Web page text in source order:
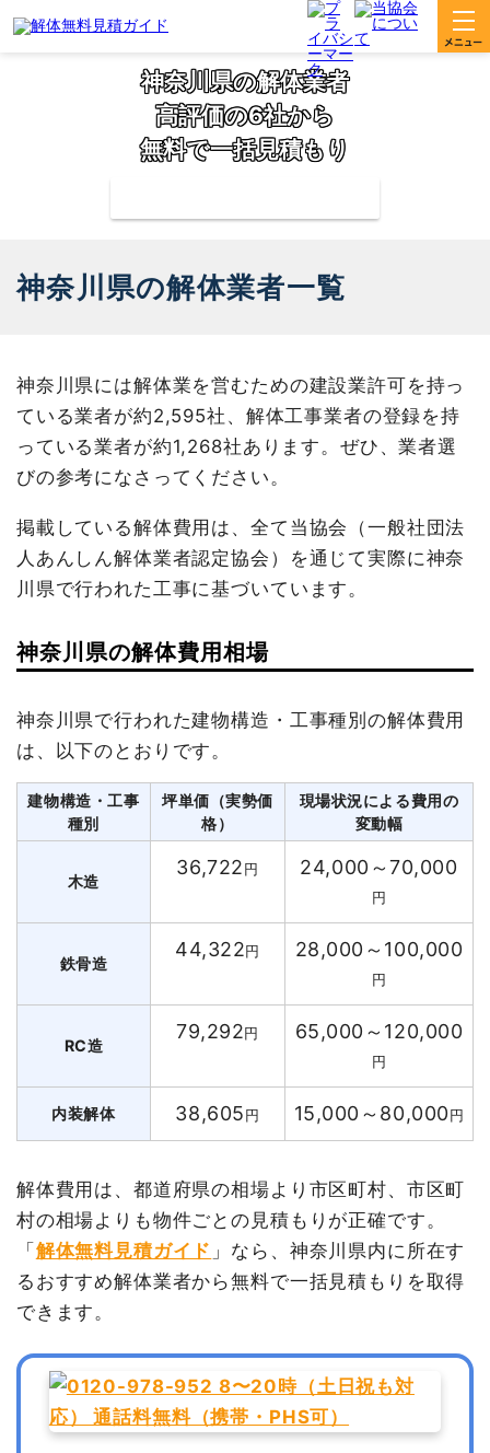
神奈川県の解体業者
高評価の6社から
無料で一括見積もり
神奈川県の解体業者一覧
神奈川県には解体業を営むための建設業許可を持っ
ている業者が約2,595社、解体工事業者の登録を持
っている業者が約1,268社あります。ぜひ、業者選
びの参考になさってください。
掲載している解体費用は、全て当協会（一般社団法
人あんしん解体業者認定協会）を通じて実際に神奈
川県で行われた工事に基づいています。
神奈川県の解体費用相場
神奈川県で行われた建物構造・工事種別の解体費用
は、以下のとおりです。
建物構造・工事
種別
坪単価（実勢価
格）
現場状況による費用の
変動幅
木造
36,722円 24,000～70,000
円
鉄骨造
44,322円 28,000～100,000
円
RC造
79,292円 65,000～120,000
円
内装解体 38,605円 15,000～80,000円
解体費用は、都道府県の相場より市区町村、市区町
村の相場よりも物件ごとの見積もりが正確です。
「解体無料見積ガイド 」なら、神奈川県内に所在す
るおすすめ解体業者から無料で一括見積もりを取得
できます。